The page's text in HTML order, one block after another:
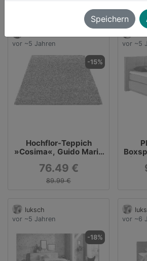
Speichern
vor ~5 Jahren
-15%
Hochflor-Teppich
»Cosima«, Guido Maria
Home&Living rechteckig
76.49 €
89.99 €
vor ~5
(5-
luksch
vor ~5 Jahren
-18%
vor ~6